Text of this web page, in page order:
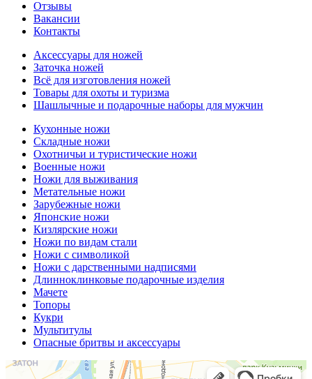
Отзывы
Вакансии
Контакты
Аксессуары для ножей
Заточка ножей
Всё для изготовления ножей
Товары для охоты и туризма
Шашлычные и подарочные наборы для мужчин
Кухонные ножи
Складные ножи
Охотничьи и туристические ножи
Военные ножи
Ножи для выживания
Метательные ножи
Зарубежные ножи
Японские ножи
Кизлярские ножи
Ножи по видам стали
Ножи с символикой
Ножи с дарственными надписями
Длинноклинковые подарочные изделия
Мачете
Топоры
Кукри
Мультитулы
Опасные бритвы и аксессуары